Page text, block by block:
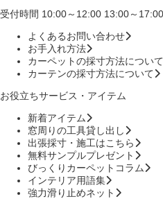
受付時間 10:00～12:00 13:00～17:00
よくあるお問い合わせ
お手入れ方法
カーペットの採寸方法について
カーテンの採寸方法について
お役立ちサービス・アイテム
新着アイテム
窓周りの工具貸し出し
出張採寸・施工はこちら
無料サンプルプレゼント
びっくりカーペットコラム
インテリア用語集
強力滑り止めネット